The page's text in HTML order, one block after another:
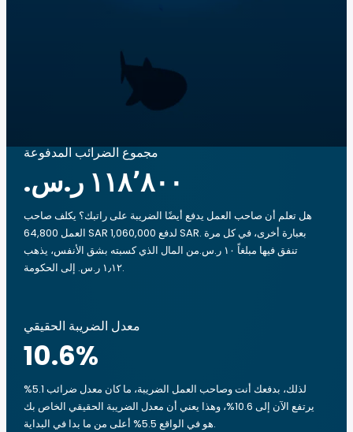
مجموع الضرائب المدفوعة
هل تعلم أن صاحب العمل يدفع أيضًا الضريبة على راتبك؟ يكلف صاحب
العمل 64,800 SAR لدفع 1,060,000 SAR. بعبارة أخرى، في كل مرة
تنفق فيها مبلغاً ‏١٠ ر.س.‏من المال الذي كسبته بشق الأنفس، يذهب
‏١٫١٢ ر.س.‏ إلى الحكومة.
معدل الضريبة الحقيقي
10.6%
لذلك، بدفعك أنت وصاحب العمل الضريبة، ما كان معدل ضرائب 5.1%
يرتفع الآن إلى 10.6%، وهذا يعني أن معدل الضريبة الحقيقي الخاص بك
هو في الواقع 5.5% أعلى من ما بدا في البداية.